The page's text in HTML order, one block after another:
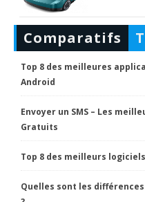
Comparatifs
Top 8 des meilleures
Android
Envoyer un SMS – Les
Gratuits
Top 8 des meilleurs
Quelles sont les différences